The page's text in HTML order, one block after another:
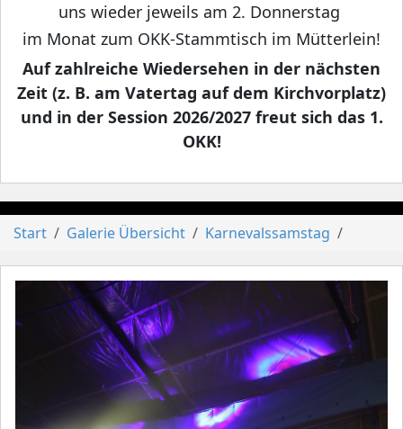
uns wieder jeweils am 2. Donnerstag
im Monat zum OKK-Stammtisch im Mütterlein!
Auf zahlreiche Wiedersehen in der nächsten
Zeit (z. B. am Vatertag auf dem Kirchvorplatz)
und in der Session 2026/2027 freut sich das 1.
OKK!
Start Galerie Übersicht Karnevalssamstag